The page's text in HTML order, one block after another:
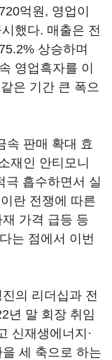
억원, 영업이
했다. 매출은 전
상승하며
영업흑자를 이
은 기간 큰 폭으
속 판매 확대 효
재인 안티모니
극 흡수하면서 실
란 전쟁에 따른
가격 급등 등
는 점에서 이번
의 리더십과 전
년 말 회장 취임
신재생에너지·
세 축으로 하는